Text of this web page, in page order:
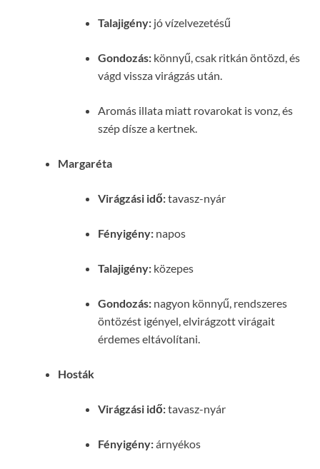
Talajigény: jó vízelvezetésű
Gondozás: könnyű, csak ritkán öntözd, és
vágd vissza virágzás után.
Aromás illata miatt rovarokat is vonz, és
szép dísze a kertnek.
Margaréta
Virágzási idő:tavasz-nyár
Fényigény: napos
Talajigény: közepes
Gondozás: nagyon könnyű, rendszeres
öntözést igényel, elvirágzott virágait
érdemes eltávolítani.
Hosták
Virágzási idő:tavasz-nyár
Fényigény:árnyékos